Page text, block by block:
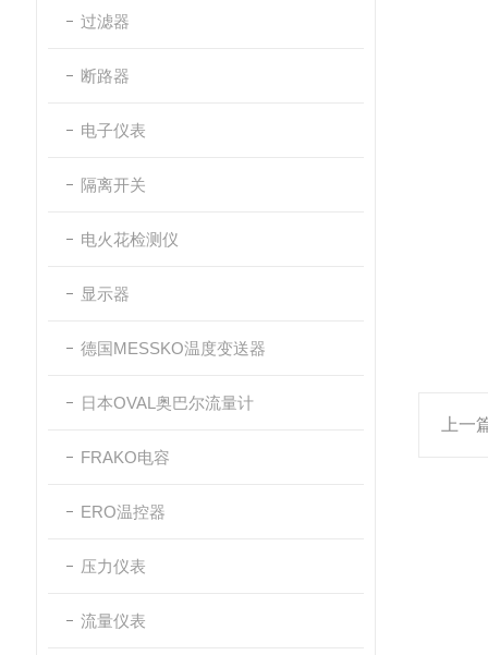
过滤器
断路器
电子仪表
隔离开关
电火花检测仪
显示器
德国MESSKO温度变送器
日本OVAL奥巴尔流量计
FRAKO电容
ERO温控器
压力仪表
流量仪表
上一